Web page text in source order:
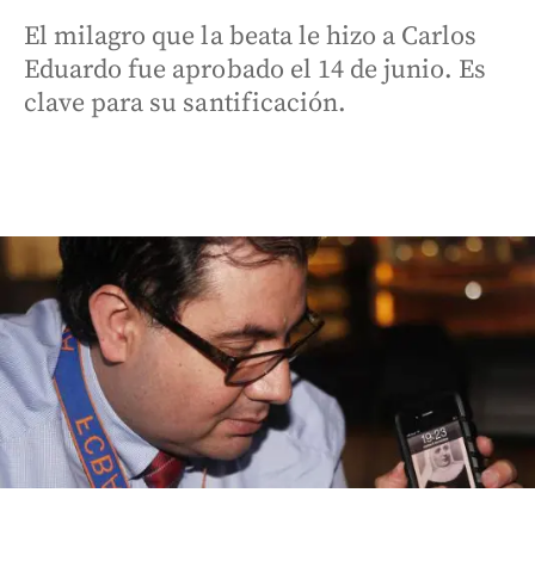
El milagro que la beata le hizo a Carlos
Eduardo fue aprobado el 14 de junio. Es
clave para su santificación.